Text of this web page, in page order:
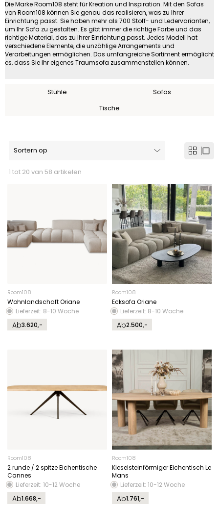
Die Marke Room108 steht für Kreation und Inspiration. Mit den Sofas
von Room108 können Sie genau das realisieren, was zu Ihrer
Einrichtung passt. Sie haben mehr als 700 Stoff- und Ledervarianten,
um Ihr Sofa zu gestalten. Es gibt immer die richtige Farbe und das
richtige Material, das zu Ihrer Einrichtung passt. Jedes Modell hat
verschiedene Elemente, die unzählige Arrangements und
Verarbeitungen ermöglichen. Das umfangreiche Sortiment ermöglicht
es, dass Sie Ihr eigenes Traumsofa zusammenstellen können.
Stühle
Sofas
Tische
1 tot 20 van 58 artikelen
Room108
Wohnlandschaft Oriane
Lieferzeit: 8-10 Woche
Ab3.620,-
Room108
Ecksofa Oriane
Lieferzeit: 8-10 Woche
Ab2.500,-
Room108
2 runde / 2 spitze Eichentische
Cannes
Lieferzeit: 10-12 Woche
Ab1.668,-
Room108
Kieselsteinförmiger Eichentisch Le
Mans
Lieferzeit: 10-12 Woche
Ab1.761,-